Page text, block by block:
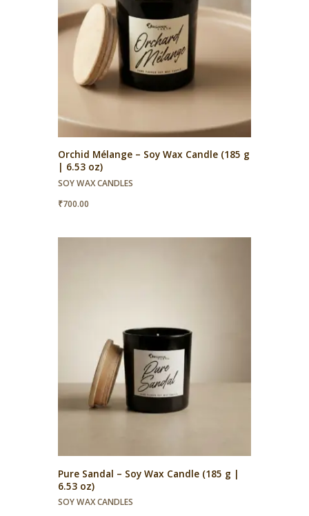
Orchid Mélange – Soy Wax Candle (185 g
| 6.53 oz)
SOY WAX CANDLES
₹700.00
Pure Sandal – Soy Wax Candle (185 g |
6.53 oz)
SOY WAX CANDLES